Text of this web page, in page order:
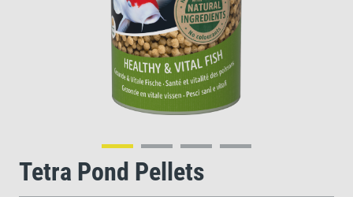
Tetra Pond Pellets